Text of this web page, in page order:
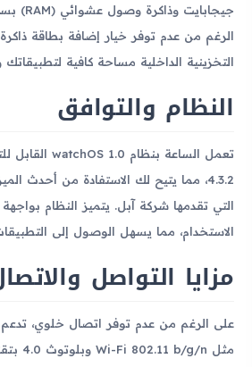
الرغم من عدم توفر خيار إضافة بطاقة
التخزينية الداخلية مساحة كافية
النظام والتوافق
4.3.2، مما يتيح لك الاستفادة من أحدث
التي تقدمها شركة آبل. يتميز النظام
الاستخدام، مما يسهل الوصول إلى
مزايا التواصل
على الرغم من عدم توفر اتصال خلوي، تدعم